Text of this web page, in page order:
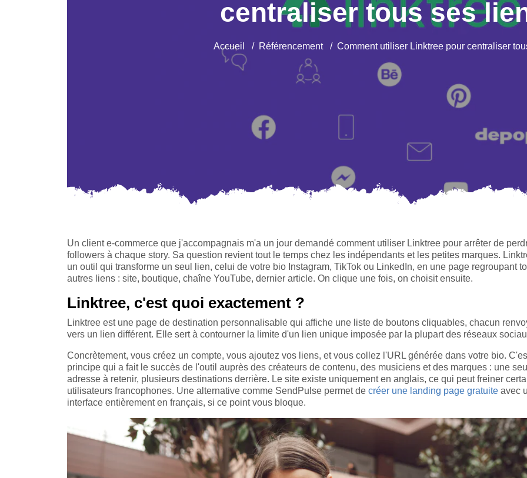
centraliser tous ses
Accueil Référencement Comment utiliser Linktree pour centraliser
Un client e-commerce que j'accompagnais m'a un jour demandé comment utiliser Linktree pour arrêter de
followers à chaque story. Sa question revient tout le temps chez les indépendants et les petites marques.
un outil qui transforme un seul lien, celui de votre bio Instagram, TikTok ou LinkedIn, en une page regroupant
autres liens : site, boutique, chaîne YouTube, dernier article. On clique une fois, on choisit ensuite.
Linktree, c'est quoi exactement ?
Linktree est une page de destination personnalisable qui affiche une liste de boutons cliquables, chacun
vers un lien différent. Elle sert à contourner la limite d'un lien unique imposée par la plupart des réseaux
Concrètement, vous créez un compte, vous ajoutez vos liens, et vous collez l'URL générée dans votre bio.
principe qui a fait le succès de l'outil auprès des créateurs de contenu, des musiciens et des marques : une
adresse à retenir, plusieurs destinations derrière. Le site existe uniquement en anglais, ce qui peut freiner
utilisateurs francophones. Une alternative comme SendPulse permet de créer une landing page gratuite avec
interface entièrement en français, si ce point vous bloque.